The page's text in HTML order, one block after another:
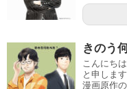
きのう
こんにち
と申しま
漫画原作